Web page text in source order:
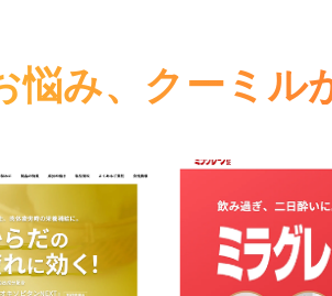
み、 クーミル